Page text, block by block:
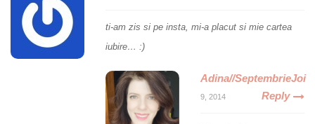
ti-am zis si pe insta, mi-a placut si mie cartea
iubire… :)
Adina//SeptembrieJoi
9, 2014 Reply